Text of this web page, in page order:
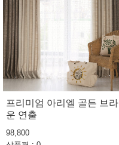
프리미엄 아리엘 골든 브라
운 연출
98,800